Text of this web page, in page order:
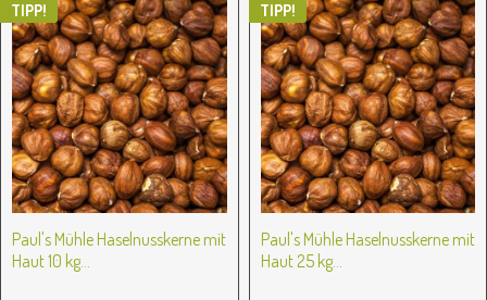
TIPP!
Paul's Mühle Haselnusskerne mit
Haut 10 kg...
TIPP!
Paul's Mühle Haselnusskerne mit
Haut 25 kg...